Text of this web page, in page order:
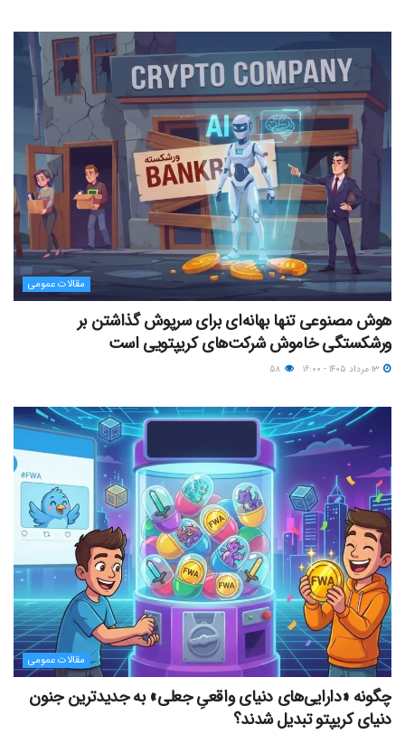
مقالات عمومی
هوش مصنوعی تنها بهانه‌ای برای سرپوش گذاشتن بر
ورشکستگی خاموش شرکت‌های کریپتویی است
مقالات عمومی
چگونه «دارایی‌های دنیای واقعیِ جعلی» به جدیدترین جنون
دنیای کریپتو تبدیل شدند؟